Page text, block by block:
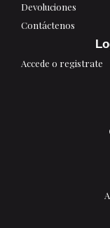
Devoluciones
Contáctenos
Accede o registrate